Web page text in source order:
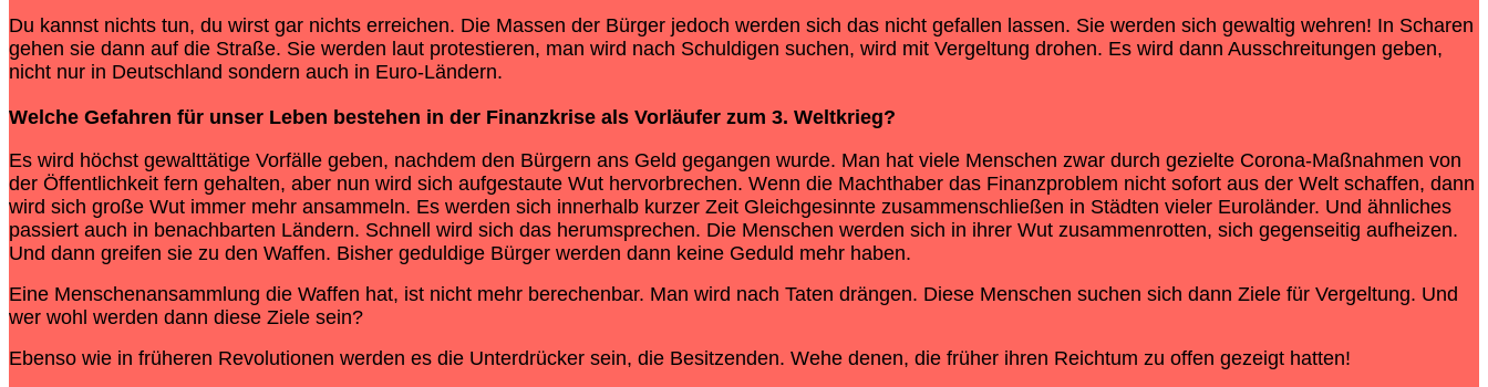
Du kannst nichts tun, du wirst gar nichts erreichen. Die Massen der Bürger jedoch werden sich das nicht gefallen lassen. Sie werden sich gewaltig wehren! In Scharen
gehen sie dann auf die Straße. Sie werden laut protestieren, man wird nach Schuldigen suchen, wird mit Vergeltung drohen. Es wird dann Ausschreitungen geben,
nicht nur in Deutschland sondern auch in Euro-Ländern.
Welche Gefahren für unser Leben bestehen in der Finanzkrise als Vorläufer zum 3. Weltkrieg?
Es wird höchst gewalttätige Vorfälle geben, nachdem den Bürgern ans Geld gegangen wurde. Man hat viele Menschen zwar durch gezielte Corona-Maßnahmen von
der Öffentlichkeit fern gehalten, aber nun wird sich aufgestaute Wut hervorbrechen. Wenn die Machthaber das Finanzproblem nicht sofort aus der Welt schaffen, dann
wird sich große Wut immer mehr ansammeln. Es werden sich innerhalb kurzer Zeit Gleichgesinnte zusammenschließen in Städten vieler Euroländer. Und ähnliches
passiert auch in benachbarten Ländern. Schnell wird sich das herumsprechen. Die Menschen werden sich in ihrer Wut zusammenrotten, sich gegenseitig aufheizen.
Und dann greifen sie zu den Waffen. Bisher geduldige Bürger werden dann keine Geduld mehr haben.
Eine Menschenansammlung die Waffen hat, ist nicht mehr berechenbar. Man wird nach Taten drängen. Diese Menschen suchen sich dann Ziele für Vergeltung. Und
wer wohl werden dann diese Ziele sein?
Ebenso wie in früheren Revolutionen werden es die Unterdrücker sein, die Besitzenden. Wehe denen, die früher ihren Reichtum zu offen gezeigt hatten!